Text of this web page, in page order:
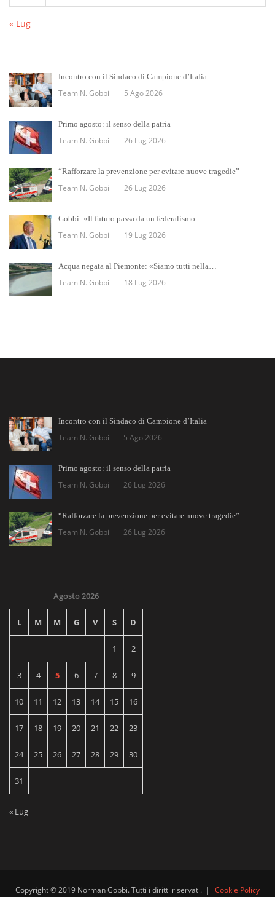
« Lug
Incontro con il Sindaco di Campione d’Italia
Team N. Gobbi 5 Ago 2026
Primo agosto: il senso della patria
Team N. Gobbi 26 Lug 2026
“Rafforzare la prevenzione per evitare nuove tragedie”
Team N. Gobbi 26 Lug 2026
Gobbi: «Il futuro passa da un federalismo…
Team N. Gobbi 19 Lug 2026
Acqua negata al Piemonte: «Siamo tutti nella…
Team N. Gobbi 18 Lug 2026
Incontro con il Sindaco di Campione d’Italia
Team N. Gobbi 5 Ago 2026
Primo agosto: il senso della patria
Team N. Gobbi 26 Lug 2026
“Rafforzare la prevenzione per evitare nuove tragedie”
Team N. Gobbi 26 Lug 2026
Agosto 2026
L M M G V S D
1 2
3 4 5 6 7 8 9
10 11 12 13 14 15 16
17 18 19 20 21 22 23
24 25 26 27 28 29 30
31
« Lug
Copyright © 2019 Norman Gobbi. Tutti i diritti riservati. | Cookie Policy